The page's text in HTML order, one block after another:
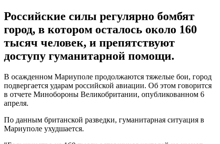
Российские силы регулярно бомбят
город, в котором осталось около 160
тысяч человек, и препятствуют
доступу гуманитарной помощи.
В осажденном Мариуполе продолжаются тяжелые бои, город
подвергается ударам российской авиации. Об этом говорится
в отчете Минобороны Великобритании, опубликованном 6
апреля.
По данным британской разведки, гуманитарная ситуация в
Мариуполе ухудшается.